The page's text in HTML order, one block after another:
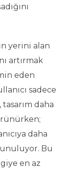
yerini alan
artırmak
eden
sadece
daha
daha
Bu
en az